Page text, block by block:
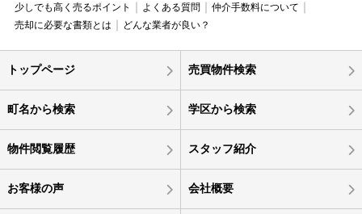
少しでも高く売るポイント
よくある質問
仲介手数料について
売却に必要な書類とは
どんな業者が良い？
トップページ 売買物件検索
町名から検索 学区から検索
物件閲覧履歴 スタッフ紹介
お客様の声 会社概要